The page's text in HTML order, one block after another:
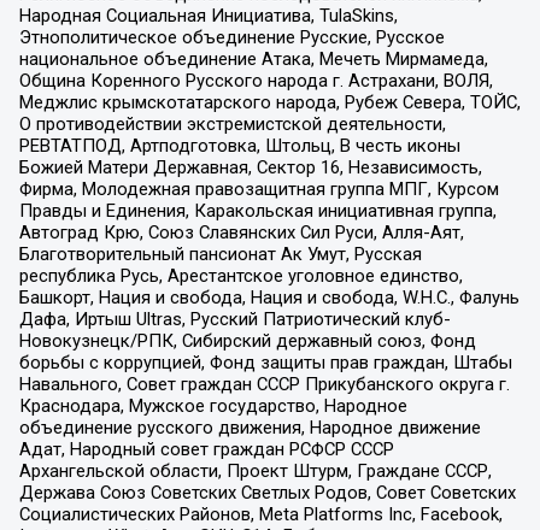
Народная Социальная Инициатива, TulaSkins,
Этнополитическое объединение Русские, Русское
национальное объединение Атака, Мечеть Мирмамеда,
Община Коренного Русского народа г. Астрахани, ВОЛЯ,
Меджлис крымскотатарского народа, Рубеж Севера, ТОЙС,
О противодействии экстремистской деятельности,
РЕВТАТПОД, Артподготовка, Штольц, В честь иконы
Божией Матери Державная, Сектор 16, Независимость,
Фирма, Молодежная правозащитная группа МПГ, Курсом
Правды и Единения, Каракольская инициативная группа,
Автоград Крю, Союз Славянских Сил Руси, Алля-Аят,
Благотворительный пансионат Ак Умут, Русская
республика Русь, Арестантское уголовное единство,
Башкорт, Нация и свобода, Нация и свобода, W.H.С., Фалунь
Дафа, Иртыш Ultras, Русский Патриотический клуб-
Новокузнецк/РПК, Сибирский державный союз, Фонд
борьбы с коррупцией, Фонд защиты прав граждан, Штабы
Навального, Совет граждан СССР Прикубанского округа г.
Краснодара, Мужское государство, Народное
объединение русского движения, Народное движение
Адат, Народный совет граждан РСФСР СССР
Архангельской области, Проект Штурм, Граждане СССР,
Держава Союз Советских Светлых Родов, Совет Советских
Социалистических Районов, Meta Platforms Inc, Facebook,